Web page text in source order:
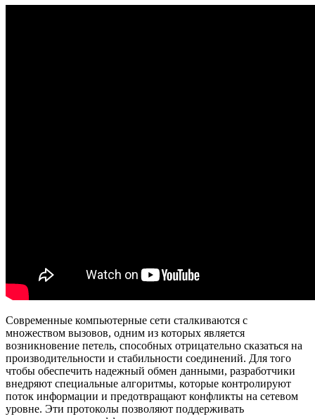
Современные компьютерные сети сталкиваются с
множеством вызовов, одним из которых является
возникновение петель, способных отрицательно сказаться на
производительности и стабильности соединений. Для того
чтобы обеспечить надежный обмен данными, разработчики
внедряют специальные алгоритмы, которые контролируют
поток информации и предотвращают конфликты на сетевом
уровне. Эти протоколы позволяют поддерживать